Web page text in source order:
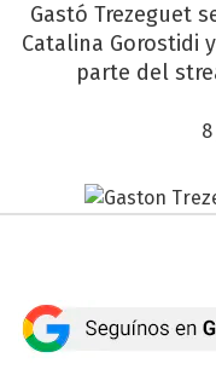
Gastó Trezeguet
Catalina Gorostidi
parte del